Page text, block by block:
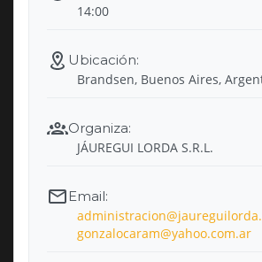
14:00
Brandsen, Buenos Aires,
JÁUREGUI LORDA S.R.L.
gonzalocaram@yahoo.com.ar